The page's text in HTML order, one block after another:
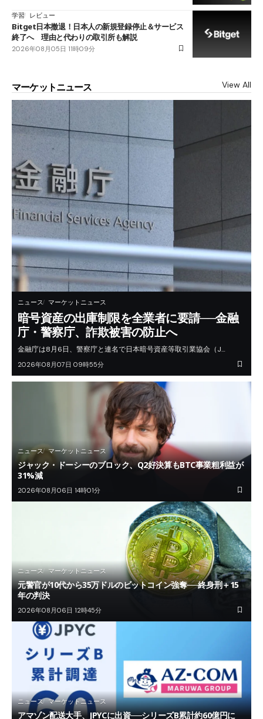
学習 レビュー
Bitget日本撤退！日本人の新規登録停止＆サービス
終了へ 理由と代わりの取引所も解説
2026年08月05日 11時09分
マーケットニュース View All
ニュース マーケットニュース
暗号資産の出庫制限を全業者に要請──金融
庁・警察庁、詐欺被害の防止へ
金融庁は8月6日、警察庁と連名で日本暗号資産等取引業協会（J…
2026年08月07日 09時55分
ニュース マーケットニュース
ジャック・ドーシーのブロック、Q2好決算もBTC事業粗利益が
31%減
2026年08月06日 14時01分
ニュース マーケットニュース
元警官が10代から35万ドルのビットコイン強奪──終身刑＋15
年の判決
2026年08月06日 12時45分
ニュース マーケットニュース
アマゾン配送大手、JPYCに出資──シリーズB累計約60億円に